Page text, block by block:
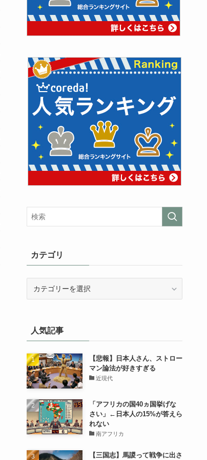
カテゴリ
人気記事
【悲報】日本人さん、ストロー
マン論法が好きすぎる
近現代
「アフリカの国40ヵ国挙げな
さい」←日本人の15%が答えら
れない
南アフリカ
【三国志】馬謖って戦争に出さ